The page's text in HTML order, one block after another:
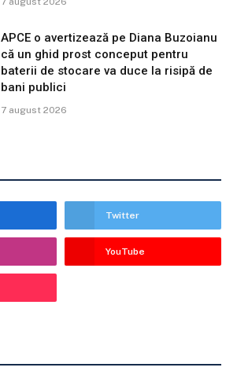
APCE o avertizează pe Diana Buzoianu
că un ghid prost conceput pentru
baterii de stocare va duce la risipă de
bani publici
7 august 2026
Twitter
YouTube